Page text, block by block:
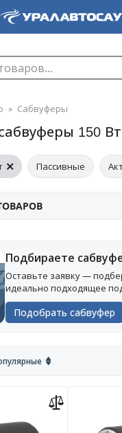
» Сабвуферы
150 Вт
Пассивные
Подбираете
Оставьте заявку —
идеально подходящее
Подобрать сабвуфер